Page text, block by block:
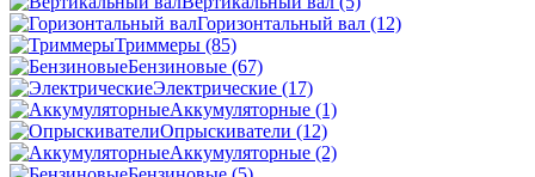
Горизонтальный вал (12)
Триммеры (85)
Бензиновые (67)
Электрические (17)
Аккумуляторные (1)
Опрыскиватели (12)
Аккумуляторные (2)